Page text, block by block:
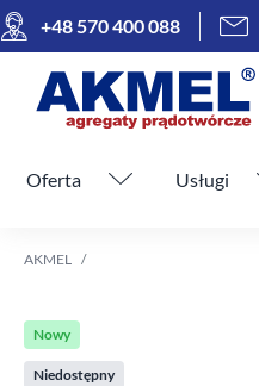
+48 570 400 088
Pomiń menu
Oferta Usługi
AKMEL
Nowy
Niedostępny